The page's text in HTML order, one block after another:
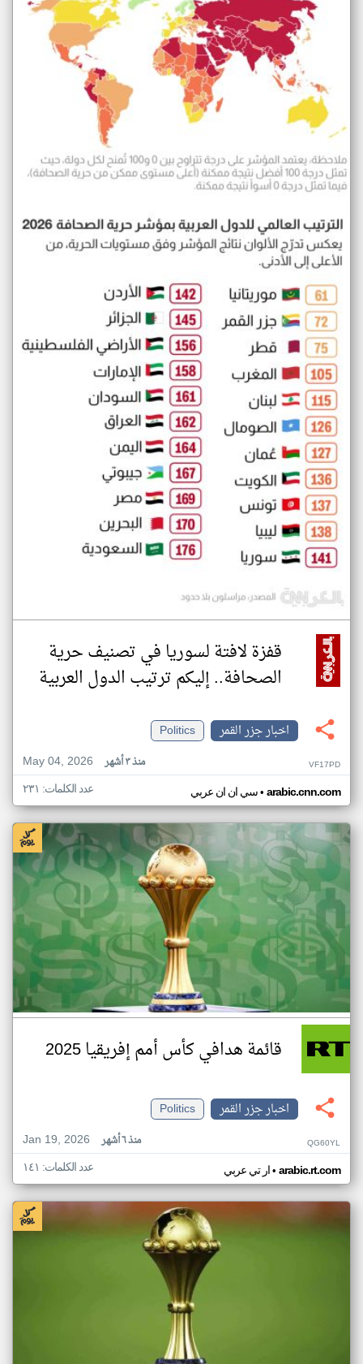
قفزة لافتة لسوريا في تصنيف حرية
الصحافة.. إليكم ترتيب الدول العربية
اخبار جزر القمر
Politics
May 04, 2026
منذ ٣ أشهر VF17PD
سي ان ان عربي• arabic.cnn.com عدد الكلمات: ٢٣١
قائمة هدافي كأس أمم إفريقيا 2025
اخبار جزر القمر
Politics
Jan 19, 2026
منذ ٦ أشهر QG60YL
ار تي عربي• arabic.rt.com عدد الكلمات: ١٤١